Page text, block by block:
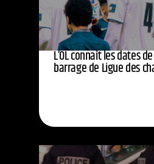
L’OL connaît les dates
barrage de Ligue des